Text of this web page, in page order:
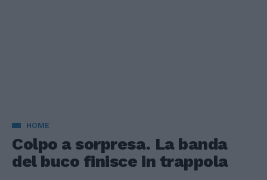
HOME
Colpo a sorpresa. La banda
del buco finisce in trappola